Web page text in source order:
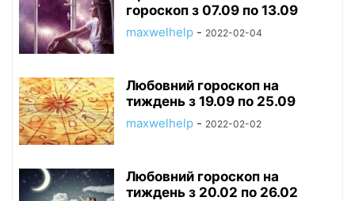
гороскоп з 07.09 по 13.09
maxwelhelp - 2022-02-04
Любовний гороскоп на
тиждень з 19.09 по 25.09
maxwelhelp - 2022-02-02
Любовний гороскоп на
тиждень з 20.02 по 26.02